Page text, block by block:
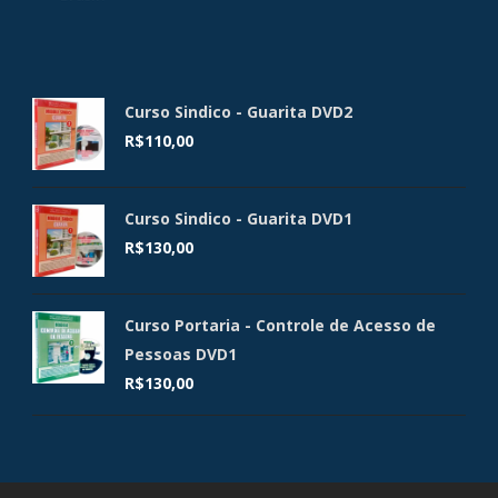
Curso Sindico - Guarita DVD2
R$110,00
Curso Sindico - Guarita DVD1
R$130,00
Curso Portaria - Controle de Acesso de
Pessoas DVD1
R$130,00